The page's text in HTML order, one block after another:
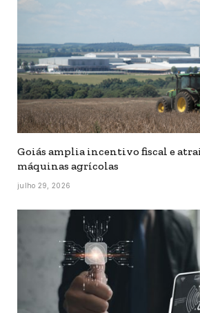
Goiás amplia incentivo fiscal e
máquinas agrícolas
julho 29, 2026